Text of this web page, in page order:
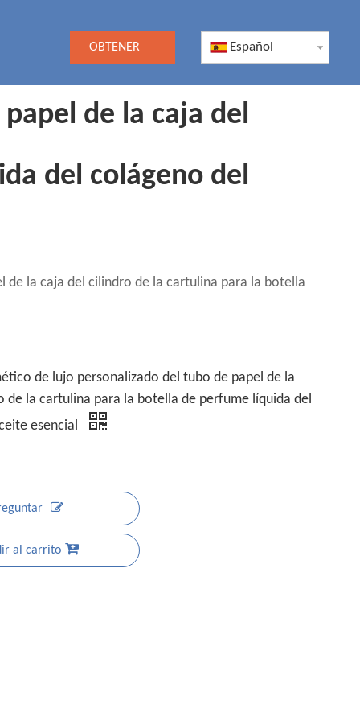
OBTENER
COTIZACIÓN
Español
de la caja del
del colágeno del
la caja del cilindro de la cartulina para la botella
de lujo personalizado del tubo de papel de la
de la cartulina para la botella de perfume líquida del
esencial
al carrito